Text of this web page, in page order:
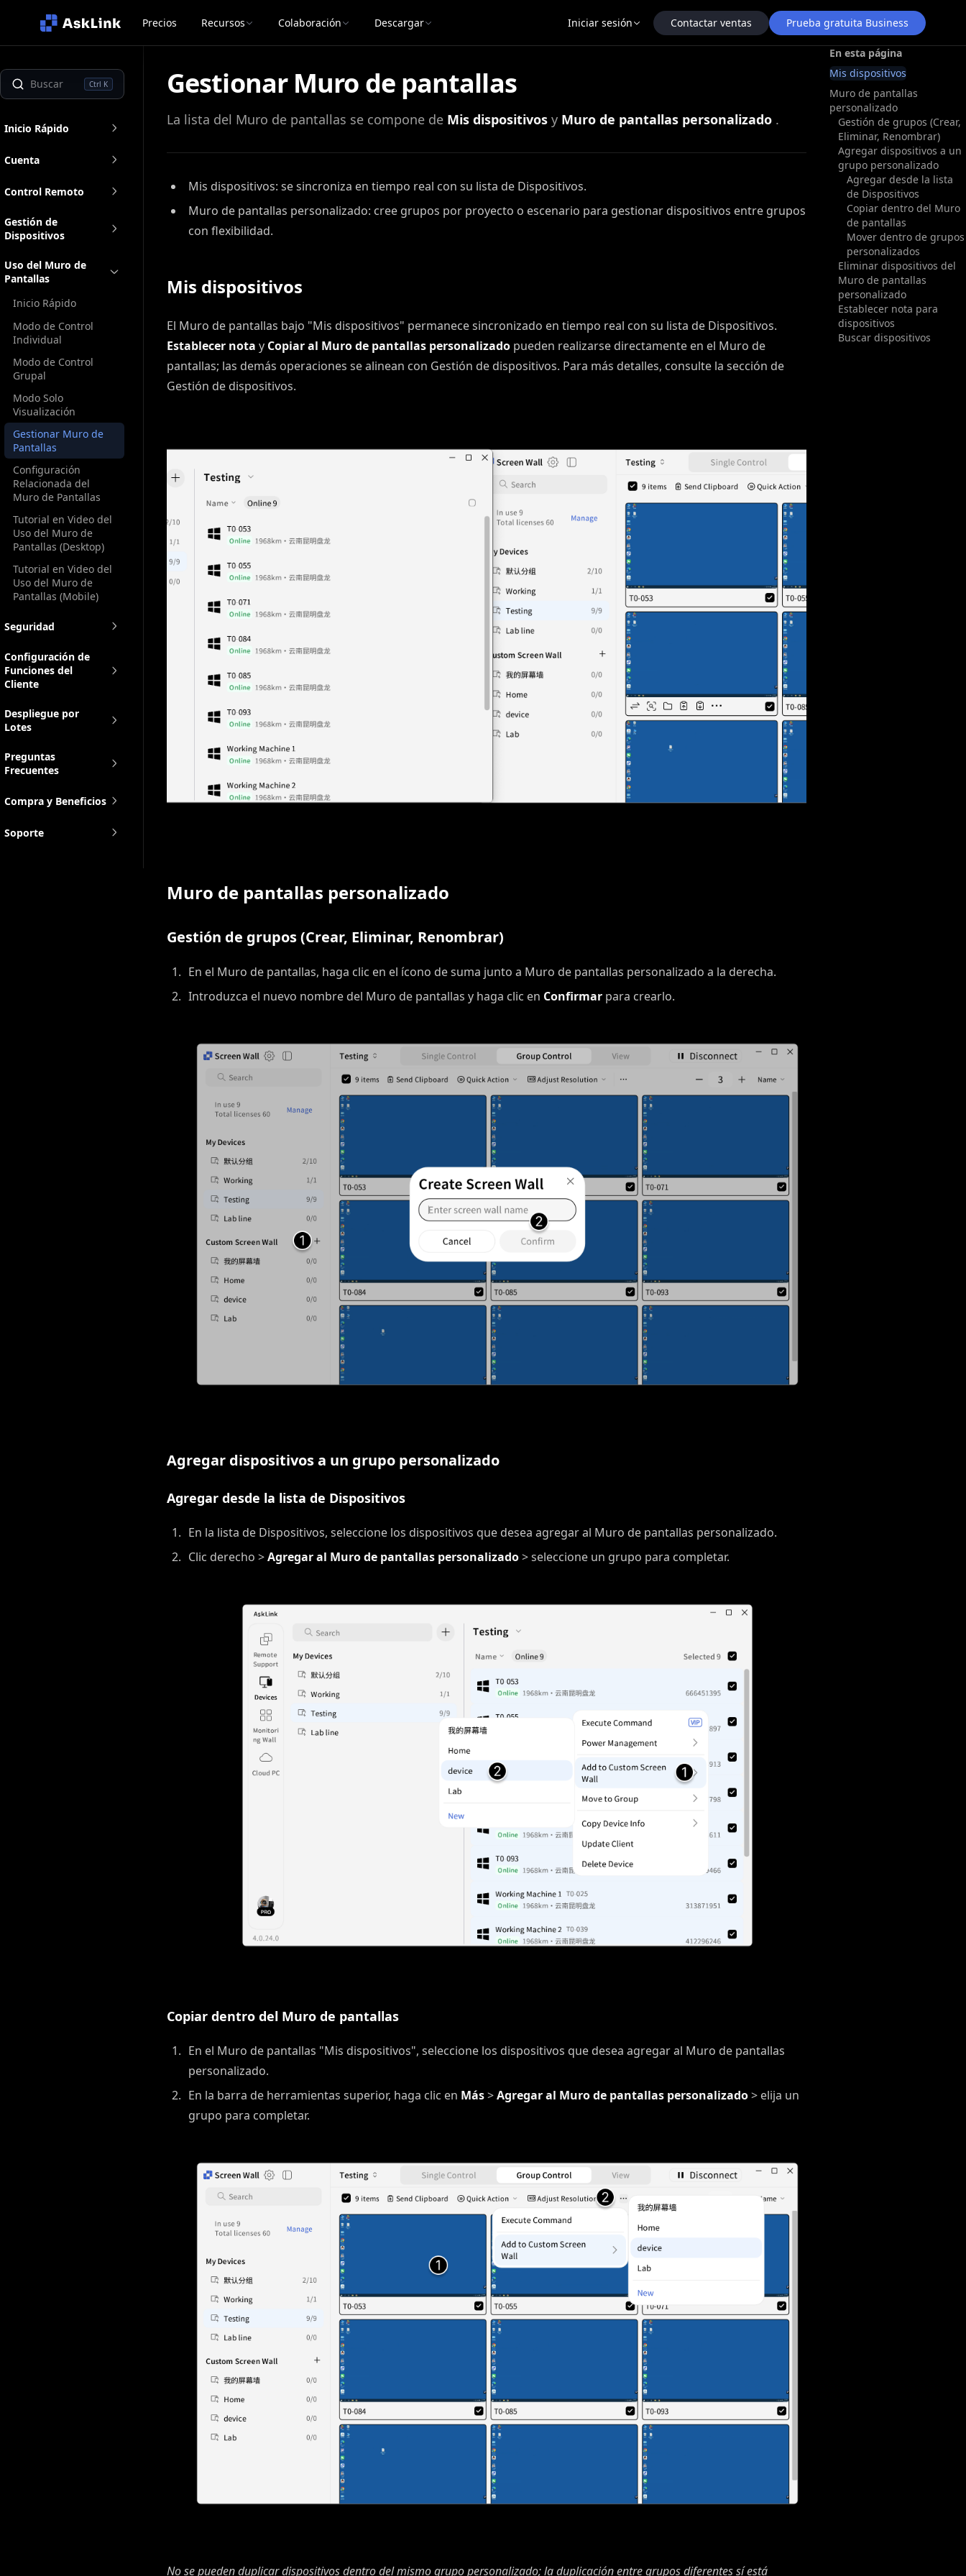
Precios Recursos Colaboración Descargar Iniciar sesión Contactar ventas Prueba gratuita Business
Ctrl K
Inicio Rápido
Cuenta
Control Remoto
Gestión de
Dispositivos
Uso del Muro de
Pantallas
Inicio Rápido
Modo de Control
Individual
Modo de Control
Grupal
Modo Solo
Visualización
Gestionar Muro de
Pantallas
Configuración
Relacionada del
Muro de Pantallas
Tutorial en Video del
Uso del Muro de
Pantallas (Desktop)
Tutorial en Video del
Uso del Muro de
Pantallas (Mobile)
Seguridad
Configuración de
Funciones del
Cliente
Despliegue por
Lotes
Preguntas
Frecuentes
Compra y Beneficios
Soporte
Gestionar Muro de pantallas
La lista del Muro de pantallas se compone de Mis dispositivos y Muro de pantallas personalizado .
Mis dispositivos: se sincroniza en tiempo real con su lista de Dispositivos.
Muro de pantallas personalizado: cree grupos por proyecto o escenario para gestionar dispositivos entre grupos
con flexibilidad.
Mis dispositivos
El Muro de pantallas bajo "Mis dispositivos" permanece sincronizado en tiempo real con su lista de Dispositivos.
Establecer nota y Copiar al Muro de pantallas personalizado pueden realizarse directamente en el Muro de
pantallas; las demás operaciones se alinean con Gestión de dispositivos. Para más detalles, consulte la sección de
Gestión de dispositivos.
Muro de pantallas personalizado
Gestión de grupos (Crear, Eliminar, Renombrar)
En el Muro de pantallas, haga clic en el ícono de suma junto a Muro de pantallas personalizado a la derecha.
Introduzca el nuevo nombre del Muro de pantallas y haga clic en Confirmar para crearlo.
Agregar dispositivos a un grupo personalizado
Agregar desde la lista de Dispositivos
En la lista de Dispositivos, seleccione los dispositivos que desea agregar al Muro de pantallas personalizado.
Clic derecho >Agregar al Muro de pantallas personalizado> seleccione un grupo para completar.
Copiar dentro del Muro de pantallas
En el Muro de pantallas "Mis dispositivos", seleccione los dispositivos que desea agregar al Muro de pantallas
personalizado.
En la barra de herramientas superior, haga clic en Más>Agregar al Muro de pantallas personalizado> elija un
grupo para completar.
No se pueden duplicar dispositivos dentro del mismo grupo personalizado; la duplicación entre grupos diferentes sí está
En esta página
Mis dispositivos
Muro de pantallas
personalizado
Gestión de grupos (Crear,
Eliminar, Renombrar)
Agregar dispositivos a un
grupo personalizado
Agregar desde la lista
de Dispositivos
Copiar dentro del Muro
de pantallas
Mover dentro de grupos
personalizados
Eliminar dispositivos del
Muro de pantallas
personalizado
Establecer nota para
dispositivos
Buscar dispositivos